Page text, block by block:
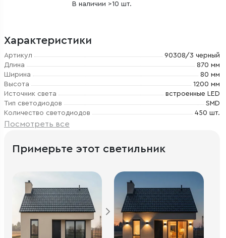
В наличии >10 шт.
Характеристики
Артикул
90308/3 черный
Длина
870 мм
Ширина
80 мм
Высота
1200 мм
Источник света
встроенные LED
Тип светодиодов
SMD
Количество светодиодов
450 шт.
Посмотреть все
Примерьте этот светильник